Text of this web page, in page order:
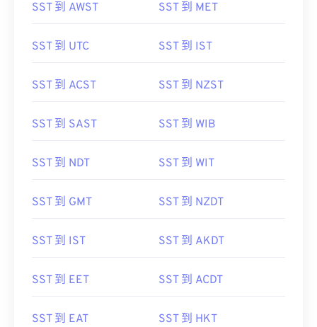
SST 到 AWST SST 到 MET
SST 到 UTC SST 到 IST
SST 到 ACST SST 到 NZST
SST 到 SAST SST 到 WIB
SST 到 NDT SST 到 WIT
SST 到 GMT SST 到 NZDT
SST 到 IST SST 到 AKDT
SST 到 EET SST 到 ACDT
SST 到 EAT SST 到 HKT